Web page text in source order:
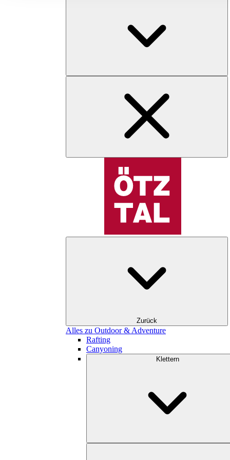
Zurück
Alles zu Outdoor & Adventure
Rafting
Canyoning
Klettern